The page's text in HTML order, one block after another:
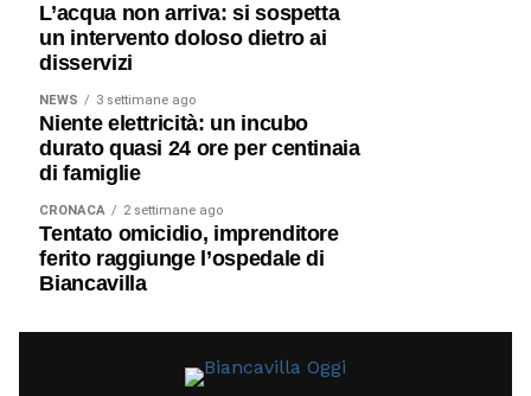
L’acqua non arriva: si sospetta
un intervento doloso dietro ai
disservizi
NEWS 3 settimane ago
Niente elettricità: un incubo
durato quasi 24 ore per centinaia
di famiglie
CRONACA 2 settimane ago
Tentato omicidio, imprenditore
ferito raggiunge l’ospedale di
Biancavilla